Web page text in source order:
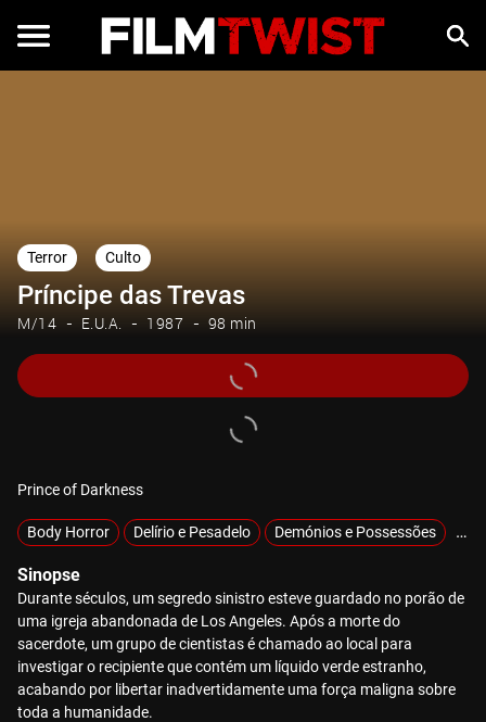
Terror Culto
Príncipe das Trevas
M/14 E.U.A. 1987 98 min
Prince of Darkness
Body Horror Delírio e Pesadelo Demónios e Possessões
Sinopse
Durante séculos, um segredo sinistro esteve guardado no porão de
uma igreja abandonada de Los Angeles. Após a morte do
sacerdote, um grupo de cientistas é chamado ao local para
investigar o recipiente que contém um líquido verde estranho,
acabando por libertar inadvertidamente uma força maligna sobre
toda a humanidade.